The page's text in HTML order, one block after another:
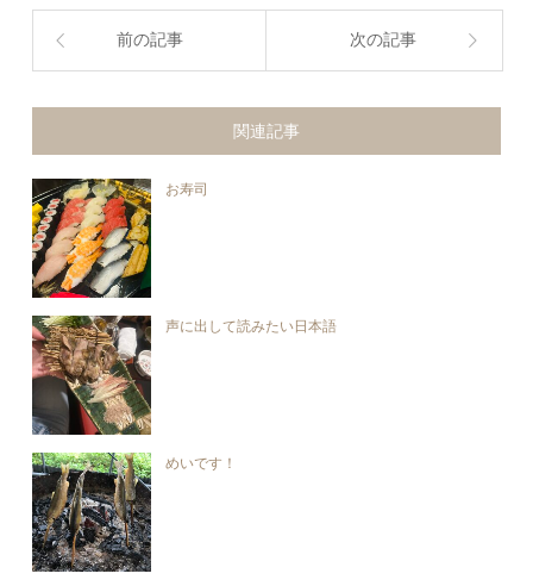
前の記事 次の記事
関連記事
お寿司
声に出して読みたい日本語
めいです！